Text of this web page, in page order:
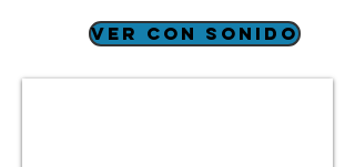
ver con sonido